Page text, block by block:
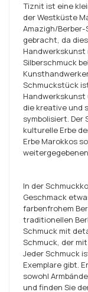
Tiznit ist eine
der Westküste
Amazigh/Berber-
gebracht, da
Silberschmuck
Schmuckstück
die kreative und
symbolisiert.
kulturelle Erbe
Erbe Marokkos
In der
Geschmack
farbenfrohem
traditionellen
Schmuck mit
Schmuck, der
Jeder Schmuck
Exemplare gibt.
sowohl
und finden Sie